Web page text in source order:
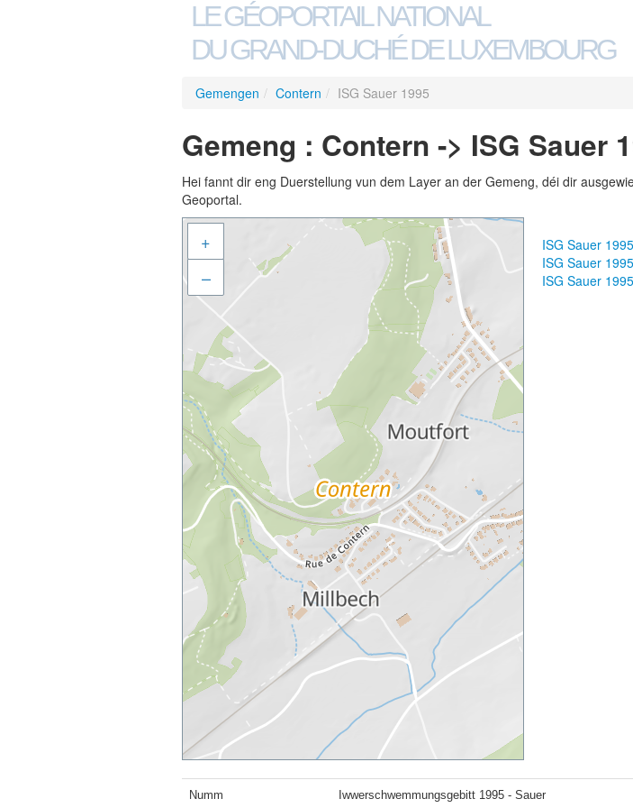
LE GÉOPORTAIL NATIONAL
DU GRAND-DUCHÉ DE LUXEMBOURG
Gemengen / Contern / ISG Sauer 1995
Gemeng : Contern -> ISG Sauer
Hei fannt dir eng Duerstellung vun dem Layer an der Gemeng, déi dir
Geoportal.
+
–
ISG Sauer
ISG Sauer
ISG Sauer
Numm Iwwerschwemmungsgebitt 1995 - Sauer